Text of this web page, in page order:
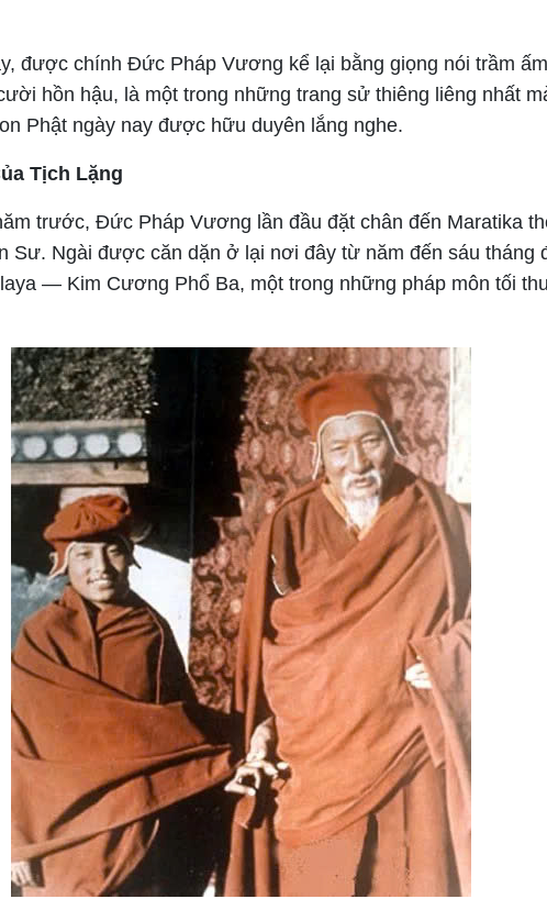
được chính Đức Pháp Vương kể lại bằng giọng nói trầm
hồn hậu, là một trong những trang sử thiêng liêng nhất
Phật ngày nay được hữu duyên lắng nghe.
Tịch Lặng
trước, Đức Pháp Vương lần đầu đặt chân đến Maratika
Sư. Ngài được căn dặn ở lại nơi đây từ năm đến sáu tháng
— Kim Cương Phổ Ba, một trong những pháp môn tối